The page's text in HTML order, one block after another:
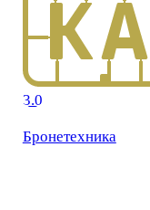
3.0
Бронетехника